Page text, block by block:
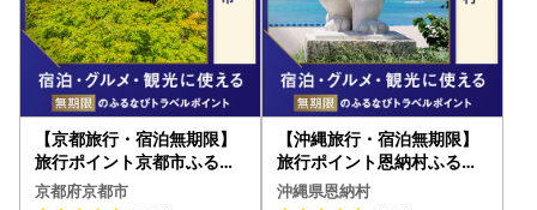
【京都旅行・宿泊無期限】
旅行ポイント京都市ふるな
びトラベルポイント
京都府京都市
【沖縄旅行・宿泊無期限】
旅行ポイント恩納村ふるな
びトラベルポイント
沖縄県恩納村